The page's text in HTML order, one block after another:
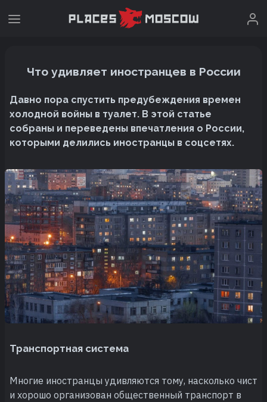
Что удивляет иностранцев в России
Давно пора спустить предубеждения времен
холодной войны в туалет. В этой статье
собраны и переведены впечатления о России,
которыми делились иностранцы в соцсетях.
Транспортная система
Многие иностранцы удивляются тому, насколько чист
и хорошо организован общественный транспорт в